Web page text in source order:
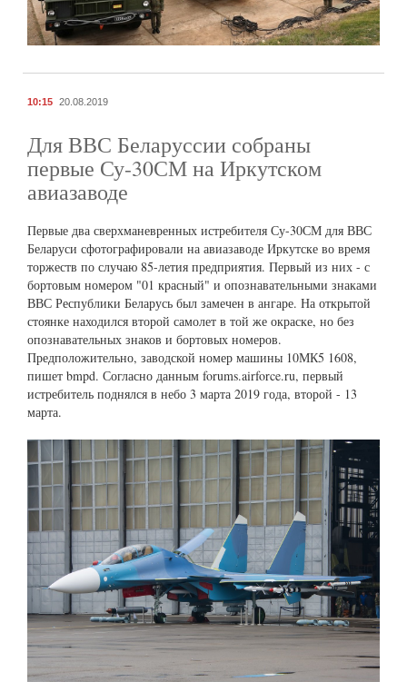
10:15 20.08.2019
Для ВВС Беларуссии собраны
первые Су-30СМ на Иркутском
авиазаводе
Первые два сверхманевренных истребителя Су-30СМ для ВВС
Беларуси сфотографировали на авиазаводе Иркутске во время
торжеств по случаю 85-летия предприятия. Первый из них - с
бортовым номером "01 красный" и опознавательными знаками
ВВС Республики Беларусь был замечен в ангаре. На открытой
стоянке находился второй самолет в той же окраске, но без
опознавательных знаков и бортовых номеров.
Предположительно, заводской номер машины 10МК5 1608,
пишет bmpd. Согласно данным forums.airforce.ru, первый
истребитель поднялся в небо 3 марта 2019 года, второй - 13
марта.